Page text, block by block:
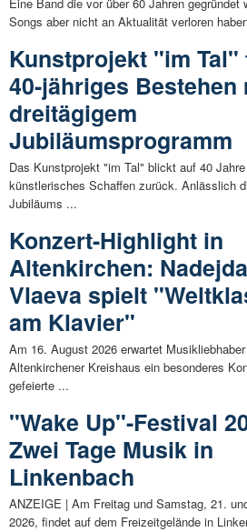
Eine Band die vor über 60 Jahren gegründet
Songs aber nicht an Aktualität verloren
Kunstprojekt "im Tal"
40-jähriges Bestehen
dreitägigem
Jubiläumsprogramm
Das Kunstprojekt "im Tal" blickt auf 40 Jahre
künstlerisches Schaffen zurück. Anlässlich
Jubiläums ...
Konzert-Highlight in
Altenkirchen: Nadejda
Vlaeva spielt
am Klavier"
Am 16. August 2026 erwartet
Altenkirchener Kreishaus ein besonderes
gefeierte ...
"Wake Up"-Festival
Zwei Tage Musik in
Linkenbach
ANZEIGE | Am Freitag und Samstag, 21.
2026, findet auf dem Freizeitgelände in